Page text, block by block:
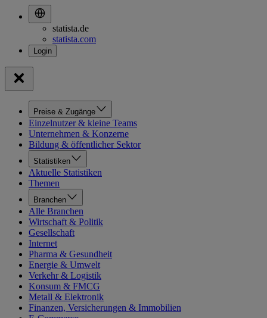
statista.de
statista.com
Preise & Zugänge
Einzelnutzer & kleine Teams
Unternehmen & Konzerne
Bildung & öffentlicher Sektor
Statistiken
Aktuelle Statistiken
Themen
Branchen
Alle Branchen
Wirtschaft & Politik
Gesellschaft
Internet
Pharma & Gesundheit
Energie & Umwelt
Verkehr & Logistik
Konsum & FMCG
Metall & Elektronik
Finanzen, Versicherungen & Immobilien